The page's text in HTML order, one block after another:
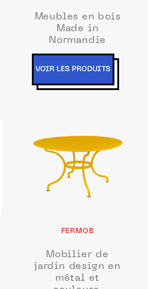
Meubles en bois
Made in
Normandie
VOIR LES PRODUITS
FERMOB
Mobilier de
jardin design en
métal et